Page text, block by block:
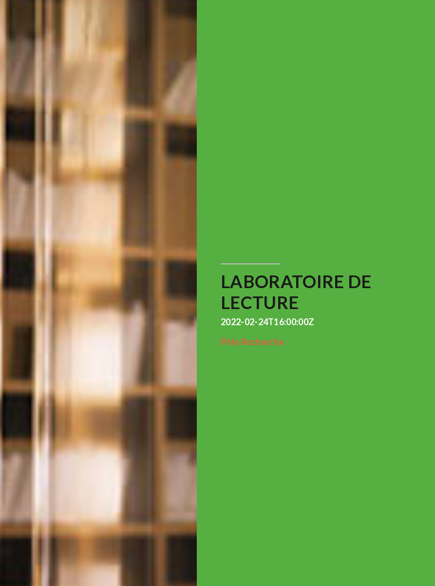
LABORATOIRE DE
LECTURE
2022-02-24T16:00:00Z
Pôle Recherche